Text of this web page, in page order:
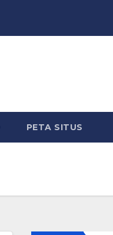
PETA SITUS